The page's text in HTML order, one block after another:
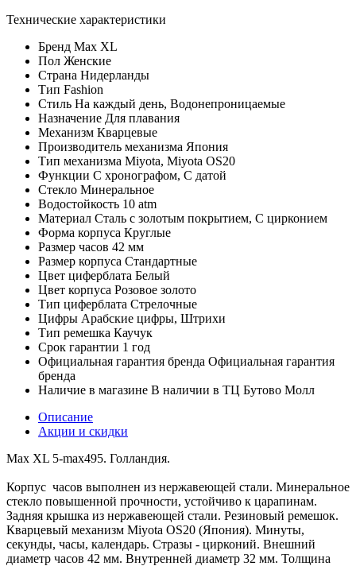
Технические характеристики
Бренд Max XL
Пол Женские
Страна Нидерланды
Тип Fashion
Стиль На каждый день, Водонепроницаемые
Назначение Для плавания
Механизм Кварцевые
Производитель механизма Япония
Тип механизма Miyota, Miyota OS20
Функции С хронографом, С датой
Стекло Минеральное
Водостойкость 10 atm
Материал Сталь с золотым покрытием, С цирконием
Форма корпуса Круглые
Размер часов 42 мм
Размер корпуса Стандартные
Цвет циферблата Белый
Цвет корпуса Розовое золото
Тип циферблата Стрелочные
Цифры Арабские цифры, Штрихи
Тип ремешка Каучук
Срок гарантии 1 год
Официальная гарантия бренда Официальная гарантия
бренда
Наличие в магазине В наличии в ТЦ Бутово Молл
Описание
Акции и скидки
Max XL 5-max495. Голландия.
Корпус часов выполнен из нержавеющей стали. Минеральное
стекло повышенной прочности, устойчиво к царапинам.
Задняя крышка из нержавеющей стали. Резиновый ремешок.
Кварцевый механизм Miyota OS20 (Япония). Минуты,
секунды, часы, календарь. Стразы - цирконий. Внешний
диаметр часов 42 мм. Внутренней диаметр 32 мм. Толщина